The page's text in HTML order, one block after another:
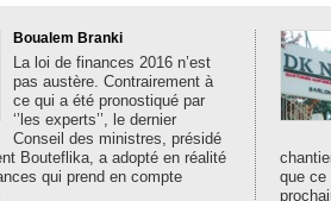
Boualem Branki
La loi de finances 2016 n’est
pas austère. Contrairement à
ce qui a été pronostiqué par
‘’les experts’’, le dernier
Conseil des ministres, présidé
Bouteflika, a adopté en réalité
qui prend en compte
que ce